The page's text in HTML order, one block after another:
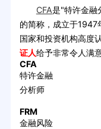
CFA是"特许金融
的简称，成立于
国家和投资机构高度
证人给予非常令人满
CFA
特许金融
分析师
FRM
金融风险